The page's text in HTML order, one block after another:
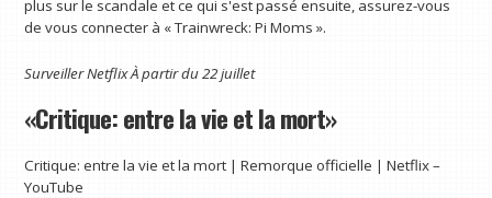
plus sur le scandale et ce qui s'est passé ensuite, assurez-vous
de vous connecter à « Trainwreck: Pi Moms ».
SurveillerNetflixÀ partir du 22 juillet
«Critique: entre la vie et la mort»
Critique: entre la vie et la mort | Remorque officielle | Netflix –
YouTube